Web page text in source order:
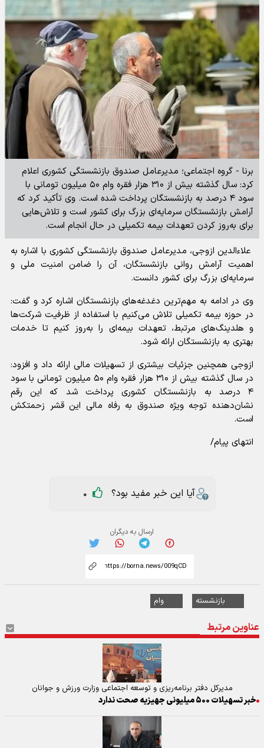
برنا - گروه اجتماعی؛ مدیرعامل صندوق بازنشستگی کشوری اعلام
کرد: سال گذشته بیش از ۳۱۰ هزار فقره وام ۵۰ میلیون تومانی با
سود ۴ درصد به بازنشستگان پرداخت شده است. وی تأکید کرد که
آرامش بازنشستگان سرمایه‌ای بزرگ برای کشور است و تلاش‌هایی
برای به‌روز کردن تعهدات بیمه تکمیلی در حال انجام است.
علاءالدین ازوجی، مدیرعامل صندوق بازنشستگی کشوری با اشاره به
اهمیت آرامش روانی بازنشستگان، آن را ضامن امنیت ملی و
سرمایه‌ای بزرگ برای کشور دانست.
وی در ادامه به مهم‌ترین دغدغه‌های بازنشستگان اشاره کرد و گفت:
در حوزه بیمه تکمیلی تلاش می‌کنیم با استفاده از ظرفیت شرکت‌ها
و هلدینگ‌های مرتبط، تعهدات بیمه‌ای را به‌روز کنیم تا خدمات
بهتری به بازنشستگان ارائه شود.
ازوجی همچنین جزئیات بیشتری از تسهیلات مالی ارائه داد و افزود:
در سال گذشته بیش از ۳۱۰ هزار فقره وام ۵۰ میلیون تومانی با سود
۴ درصد به بازنشستگان کشوری پرداخت شد که این رقم
نشان‌دهنده توجه ویژه صندوق به رفاه مالی این قشر زحمتکش
است.
انتهای پیام/
آیا این خبر مفید بود؟ 0
ارسال به دیگران
بازنشسته وام
عناوین مرتبط
مدیرکل دفتر برنامه‌ریزی و توسعه اجتماعی وزارت ورزش و جوانان
خبر تسهیلات ۵۰۰ میلیونی جهیزیه صحت ندارد